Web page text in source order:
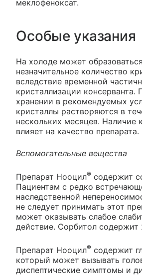
меклофеноксат.
Особые указания
На холоде может образоваться
незначительное количество
вследствие временной
кристаллизации
хранении в рекомендуемых
кристаллы растворяются в
нескольких месяцев. Наличие
влияет на качество препарата.
Вспомогательные вещества
Препарат Нооцил® содержит
Пациентам с редко
наследственной
не следует принимать этот
может оказывать слабое
действие. Сорбитол содержит
Препарат Нооцил® содержит
который может вызывать
диспептические симптомы и